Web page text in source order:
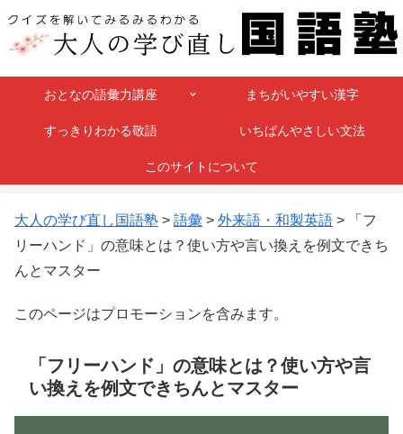
おとなの語彙力講座 まちがいやすい漢字
すっきりわかる敬語 いちばんやさしい文法
このサイトについて
大人の学び直し国語塾 > 語彙 > 外来語・和製英語 >
「フ
リーハンド」の意味とは？使い方や言い換えを例文できち
んとマスター
このページはプロモーションを含みます。
「フリーハンド」の意味とは？使い方や言
い換えを例文できちんとマスター